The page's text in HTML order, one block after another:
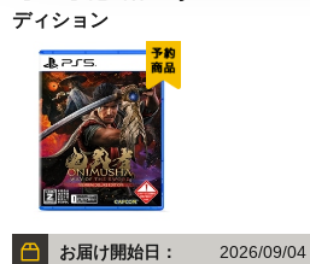
ディション
お届け開始日： 2026/09/04